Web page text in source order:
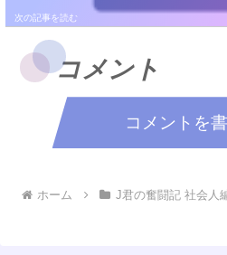
コメント
コメントを
ホーム J君の奮闘記 社会人